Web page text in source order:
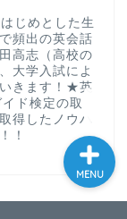
じめとした生
頻出の英会話
高志（高校の
大学入試によ
きます！★英
ド検定の取
得したノウハ
！
MENU